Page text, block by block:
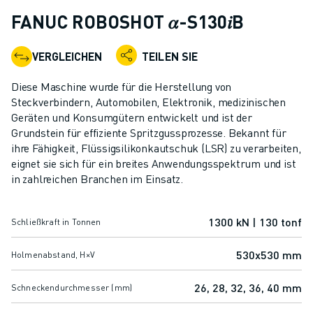
ROBOTERPALETTE
ROBOTER-STEUERUNGEN
ROBOTER-ZUBEHÖR
ROBOTER-SOFTWARE
SIMULATIONSSOFTWARE
ROBOTIK-PRODUKTE FÜR DEN BILDUNGSBEREICH
ROBOTER-AUTOMATISIERUNG
KOMPAKTE CNC-BEARBEITUNGSZENTREN
ROBODRILL-FILTER
ROBODRILL SOFTWARE
ROBODRILL NACHHALTIGKEIT
ROBODRILL ROBOTER-PAKET
FANUC ROBOSHOT 𝛼-S130𝑖B
VERGLEICHEN TEILEN SIE
Diese Maschine wurde für die Herstellung von
Steckverbindern, Automobilen, Elektronik, medizinischen
Geräten und Konsumgütern entwickelt und ist der
Grundstein für effiziente Spritzgussprozesse. Bekannt für
ihre Fähigkeit, Flüssigsilikonkautschuk (LSR) zu verarbeiten,
eignet sie sich für ein breites Anwendungsspektrum und ist
in zahlreichen Branchen im Einsatz.
Schließkraft in Tonnen 1300 kN | 130 tonf
Holmenabstand, H×V 530x530 mm
Schneckendurchmesser (mm) 26, 28, 32, 36, 40 mm